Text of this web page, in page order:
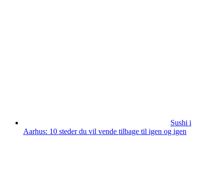
Sushi i
Aarhus: 10 steder du vil vende tilbage til igen og igen